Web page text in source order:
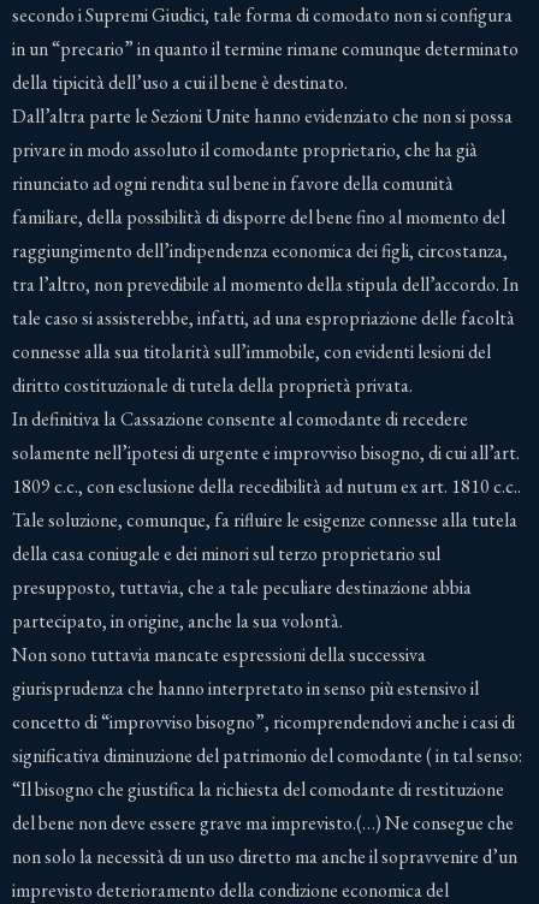
secondo i Supremi Giudici, tale forma di comodato non si configura
in un “precario” in quanto il termine rimane comunque determinato
della tipicità dell’uso a cui il bene è destinato.
Dall’altra parte le Sezioni Unite hanno evidenziato che non si possa
privare in modo assoluto il comodante proprietario, che ha già
rinunciato ad ogni rendita sul bene in favore della comunità
familiare, della possibilità di disporre del bene fino al momento del
raggiungimento dell’indipendenza economica dei figli, circostanza,
tra l’altro, non prevedibile al momento della stipula dell’accordo. In
tale caso si assisterebbe, infatti, ad una espropriazione delle facoltà
connesse alla sua titolarità sull’immobile, con evidenti lesioni del
diritto costituzionale di tutela della proprietà privata.
In definitiva la Cassazione consente al comodante di recedere
solamente nell’ipotesi di urgente e improvviso bisogno, di cui all’art.
1809 c.c., con esclusione della recedibilità ad nutum ex art. 1810 c.c..
Tale soluzione, comunque, fa rifluire le esigenze connesse alla tutela
della casa coniugale e dei minori sul terzo proprietario sul
presupposto, tuttavia, che a tale peculiare destinazione abbia
partecipato, in origine, anche la sua volontà.
Non sono tuttavia mancate espressioni della successiva
giurisprudenza che hanno interpretato in senso più estensivo il
concetto di “improvviso bisogno”, ricomprendendovi anche i casi di
significativa diminuzione del patrimonio del comodante ( in tal senso:
“Il bisogno che giustifica la richiesta del comodante di restituzione
del bene non deve essere grave ma imprevisto.(…) Ne consegue che
non solo la necessità di un uso diretto ma anche il sopravvenire d’un
imprevisto deterioramento della condizione economica del